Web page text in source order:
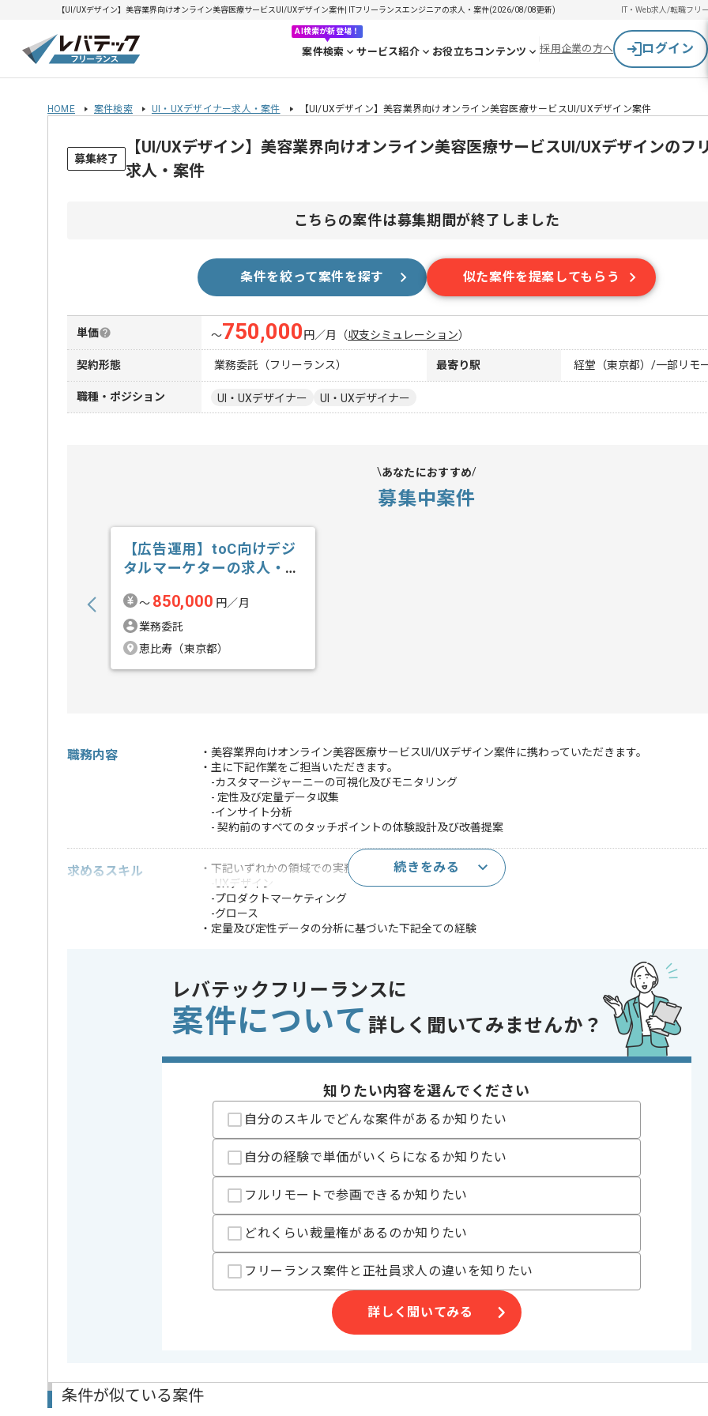
【UI/UXデザイン】美容業界向けオンライン美容医療サービスUI/UXデザイン案件| ITフリーランスエンジニアの求人・案件(2026/08/08更新) IT・Web求人/転職フリ
AI検索が新登場！
案件検索 サービス紹介 お役立ちコンテンツ 採用企業の方へ ログイン
HOME 案件検索 UI・UXデザイナー求人・案件 【UI/UXデザイン】美容業界向けオンライン美容医療サービスUI/UXデザイン案件
募集終了
【UI/UXデザイン】美容業界向けオンライン美容医療サービスUI/UXデザインのフ
求人・案件
こちらの案件は募集期間が終了しました
条件を絞って案件を探す 似た案件を提案してもらう
単価 〜750,000 円／月 （収支シミュレーション）
契約形態 業務委託（フリーランス） 最寄り駅 経堂（東京都）/一部リモ
職種・ポジション UI・UXデザイナー UI・UXデザイナー
あなたにおすすめ
募集中案件
【広告運用】toC向けデジ
タルマーケターの求人・案
〜 850,000 円／月
業務委託
恵比寿（東京都）
職務内容
・美容業界向けオンライン美容医療サービスUI/UXデザイン案件に携わっていただきます。
・主に下記作業をご担当いただきます。
-カスタマージャーニーの可視化及びモニタリング
- 定性及び定量データ収集
-インサイト分析
- 契約前のすべてのタッチポイントの体験設計及び改善提案
求めるスキル
・下記いずれかの領域での実務経験(2年以上)
-UXデザイン
-プロダクトマーケティング
-グロース
・定量及び定性データの分析に基づいた下記全ての経験
・多職種と連携してユーザー体験を起点にしたプロジェクトを推進した経験
※上記に似た経験やスキルをお持ちであれば申し込み可能なケースもございます！まずはお気軽にご相談ください！
20代活躍中 , 30代活躍中 , 40代活躍中 , 長期プロジェクト , BtoC向け , 新技術に積
スあり
化粧品開発事業、医療DX事業等を展開している企業でございます。
今回は美容業界向けオンライン美容医療サービスUI/UXデザイン案件
UI/UXデザイナーとしての実務経験を活かしたい方にお勧めです。
基本的には一部リモートでの作業を見込んでおります。
続きをみる
レバテックフリーランスに
案件について 詳しく聞いてみませんか？
知りたい内容を選んでください
自分のスキルでどんな案件があるか知りたい
自分の経験で単価がいくらになるか知りたい
フルリモートで参画できるか知りたい
どれくらい裁量権があるのか知りたい
フリーランス案件と正社員求人の違いを知りたい
詳しく聞いてみる
条件が似ている案件